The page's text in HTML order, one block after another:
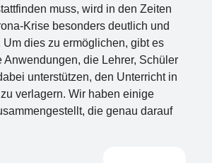
muss, wird in den Zeiten
Krise besonders deutlich und
dies zu ermöglichen, gibt es
Anwendungen, die Lehrer, Schüler
unterstützen, den Unterricht in
verlagern. Wir haben einige
die genau darauf